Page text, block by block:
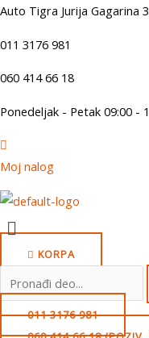
Skip
content
Auto Tigra Jurija Gagarina
011 3176 981
060 414 66 18
Ponedeljak - Petak 09:00 -
Moj nalog
Menu
KORPA
for:
011 3176 981